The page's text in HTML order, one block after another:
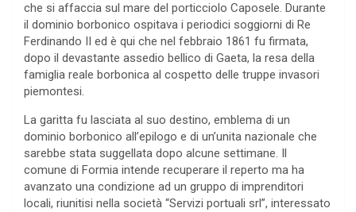
che si affaccia sul mare del porticciolo Caposele. Durante
il dominio borbonico ospitava i periodici soggiorni di Re
Ferdinando II ed è qui che nel febbraio 1861 fu firmata,
dopo il devastante assedio bellico di Gaeta, la resa della
famiglia reale borbonica al cospetto delle truppe invasori
piemontesi.
La garitta fu lasciata al suo destino, emblema di un
dominio borbonico all’epilogo e di un’unita nazionale che
sarebbe stata suggellata dopo alcune settimane. Il
comune di Formia intende recuperare il reperto ma ha
avanzato una condizione ad un gruppo di imprenditori
locali, riunitisi nella società “Servizi portuali srl”, interessato